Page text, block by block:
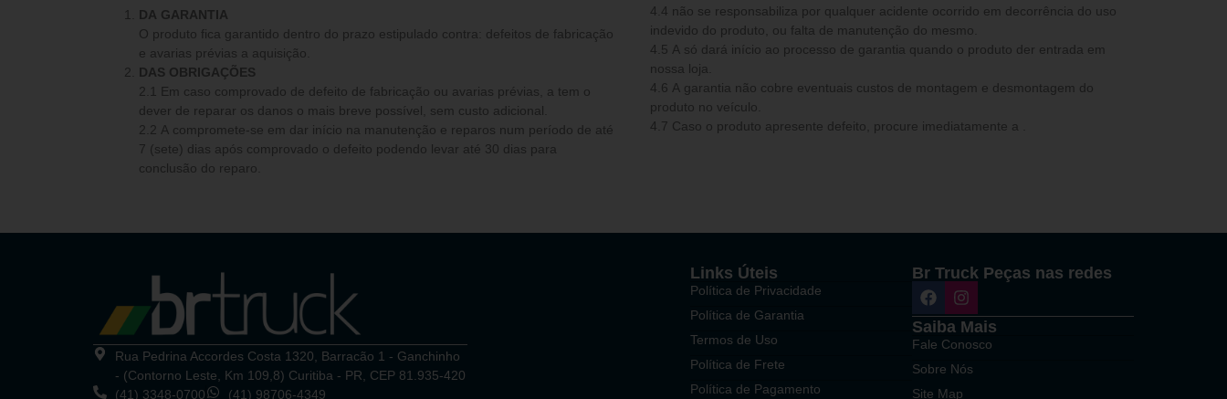
DA GARANTIA
O produto fica garantido dentro do prazo estipulado contra: defeitos de fabricação
e avarias prévias a aquisição.
DAS OBRIGAÇÕES
2.1 Em caso comprovado de defeito de fabricação ou avarias prévias, a tem o
dever de reparar os danos o mais breve possível, sem custo adicional.
2.2 A compromete-se em dar início na manutenção e reparos num período de até
7 (sete) dias após comprovado o defeito podendo levar até 30 dias para
conclusão do reparo.
4.4 não se responsabiliza por qualquer acidente ocorrido em decorrência do uso
indevido do produto, ou falta de manutenção do mesmo.
4.5 A só dará início ao processo de garantia quando o produto der entrada em
nossa loja.
4.6 A garantia não cobre eventuais custos de montagem e desmontagem do
produto no veículo.
4.7 Caso o produto apresente defeito, procure imediatamente a .
Rua Pedrina Accordes Costa 1320, Barracão 1 - Ganchinho
- (Contorno Leste, Km 109,8) Curitiba - PR, CEP 81.935-420
(41) 3348-0700
(41) 98706-4349
Links Úteis
Política de Privacidade
Política de Garantia
Termos de Uso
Política de Frete
Política de Pagamento
Br Truck Peças nas redes
Saiba Mais
Fale Conosco
Sobre Nós
Site Map